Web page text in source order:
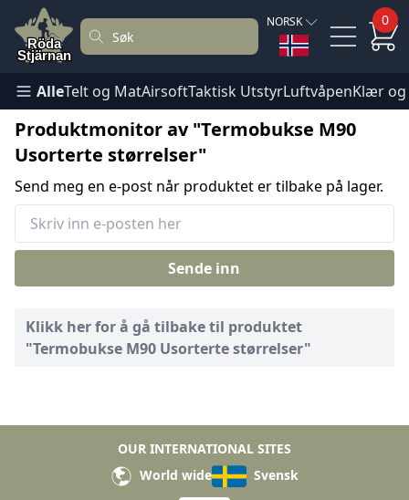
NORSK 0
AlleTelt og MatAirsoftTaktisk UtstyrLuftvåpenKlær
Produktmonitor av "Termobukse M90
Usorterte størrelser"
Send meg en e-post når produktet er tilbake på lager.
Sende inn
Klikk her for å gå tilbake til produktet
"Termobukse M90 Usorterte størrelser"
OUR INTERNATIONAL SITES
World wide
Svensk